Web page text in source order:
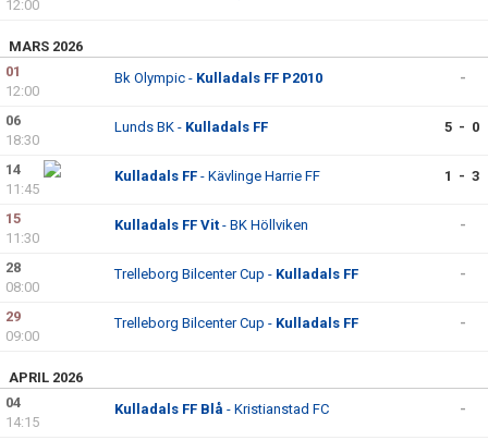
12:00
MARS 2026
01
12:00
Bk Olympic - Kulladals FF P2010 -
06
18:30
Lunds BK - Kulladals FF 5 - 0
14
11:45
Kulladals FF - Kävlinge Harrie FF 1 - 3
15
11:30
Kulladals FF Vit - BK Höllviken -
28
08:00
Trelleborg Bilcenter Cup - Kulladals FF -
29
09:00
Trelleborg Bilcenter Cup - Kulladals FF -
APRIL 2026
04
14:15
Kulladals FF Blå - Kristianstad FC -